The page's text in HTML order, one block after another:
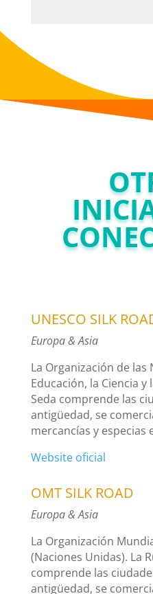
UNESCO SILK
Europa & Asia
La Organización de las
Educación, la Ciencia y
Seda comprende las
antigüedad, se
mercancías y especias
Website oficial
OMT SILK ROAD
Europa & Asia
La Organización
(Naciones Unidas). La
comprende las
antigüedad, se